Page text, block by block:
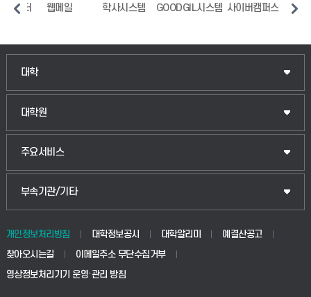
원센터 웹메일 학사시스템 GOODGIL시스템 사이버캠퍼스 중
대학
인문융합공공인재학부
법경영학부
생명공학부
대학원
일반대학원
산업대학원
공공정책대학원
교육대학원
주요서비스
입학안내
웹메일
학사시스템(전문학사 및 전공심화)
부속기관/기타
중앙도서관
학생생활관(안성)
개인정보처리방침 대학정보공시 대학알리미
예결산공고
찾아오시는길
이메일주소 무단수집거부
영상정보처리기기 운영·관리 방침